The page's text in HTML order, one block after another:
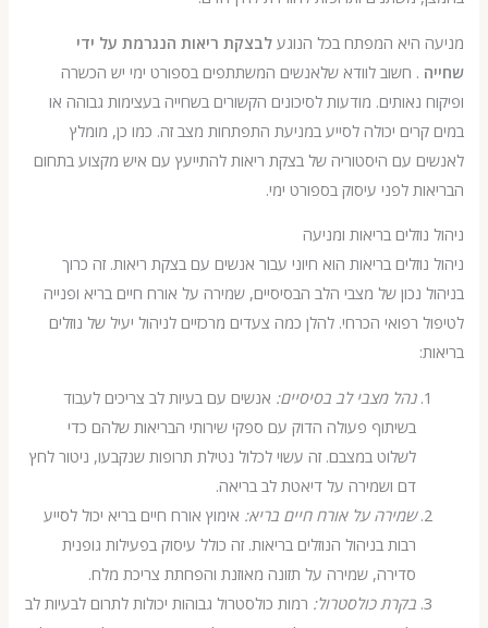
היא המפתח בכל הנוגעלבצקת ריאות הנגרמת על ידי
. חשוב לוודא שלאנשים המשתתפים בספורט ימי יש הכשרה
נאותים. מודעות לסיכונים הקשורים בשחייה בעצימות גבוהה או
יכולה לסייע במניעת התפתחות מצב זה. כמו כן, מומלץ
עם היסטוריה של בצקת ריאות להתייעץ עם איש מקצוע בתחום
לפני עיסוק בספורט ימי.
בריאות ומניעה
בריאות הוא חיוני עבור אנשים עם בצקת ריאות. זה כרוך
נכון של מצבי הלב הבסיסיים, שמירה על אורח חיים בריא ופנייה
רפואי הכרחי. להלן כמה צעדים מרכזיים לניהול יעיל של נוזלים
נהל מצבי לב בסיסיים:אנשים עם בעיות לב צריכים לעבוד
בשיתוף פעולה הדוק עם ספקי שירותי הבריאות שלהם כדי
לשלוט במצבם. זה עשוי לכלול נטילת תרופות שנקבעו, ניטור לחץ
דם ושמירה על דיאטת לב בריאה.
שמירה על אורח חיים בריא:אימוץ אורח חיים בריא יכול לסייע
רבות בניהול הנוזלים בריאות. זה כולל עיסוק בפעילות גופנית
סדירה, שמירה על תזונה מאוזנת והפחתת צריכת מלח.
בקרת כולסטרול:רמות כולסטרול גבוהות יכולות לתרום לבעיות לב